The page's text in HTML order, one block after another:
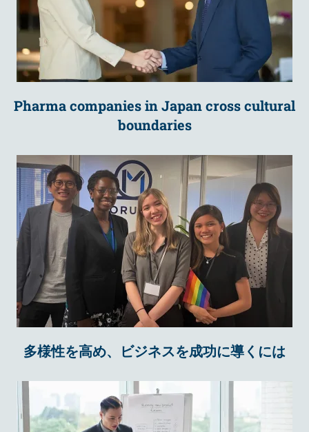
Pharma companies in Japan cross cultural
boundaries
多様性を高め、ビジネスを成功に導くには